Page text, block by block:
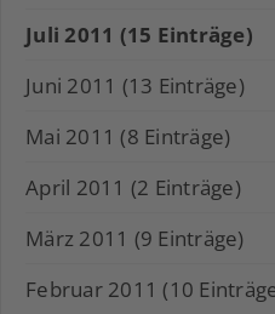
Juli 2011 (15 Einträge)
Juni 2011 (13 Einträge)
Mai 2011 (8 Einträge)
April 2011 (2 Einträge)
März 2011 (9 Einträge)
Februar 2011 (10